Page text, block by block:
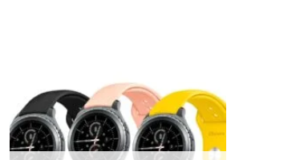
Añadir
a la
lista de
deseos